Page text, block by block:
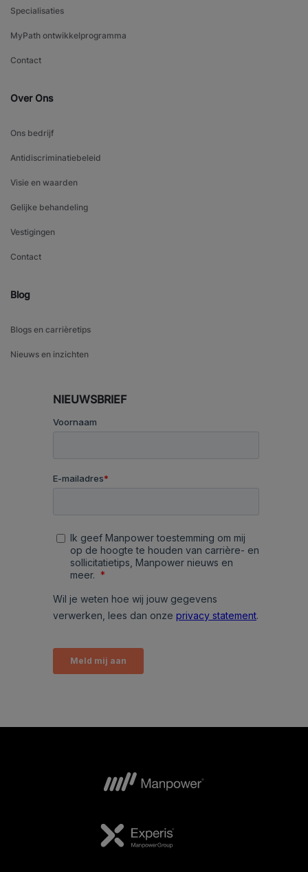
Specialisaties
MyPath ontwikkelprogramma
Contact
Over Ons
Ons bedrijf
Antidiscriminatiebeleid
Visie en waarden
Gelijke behandeling
Vestigingen
Contact
Blog
Blogs en carrièretips
Nieuws en inzichten
NIEUWSBRIEF